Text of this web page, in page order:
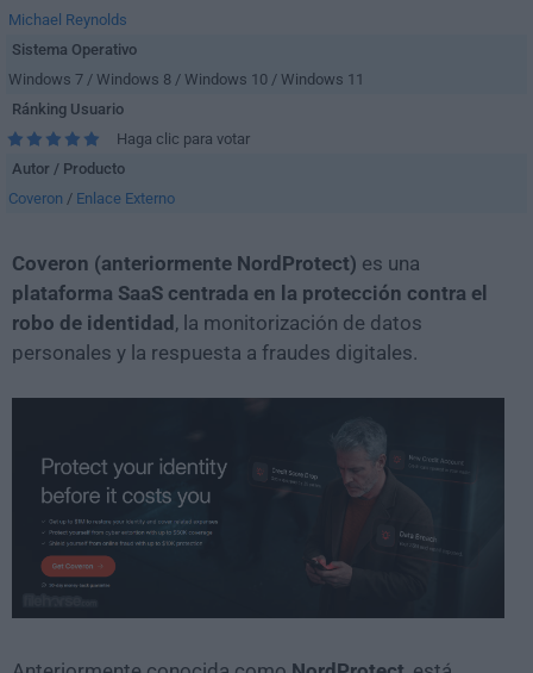
Michael Reynolds
Sistema Operativo
Windows 7 / Windows 8 / Windows 10 / Windows 11
Ránking Usuario
Haga clic para votar
Autor / Producto
Coveron / Enlace Externo
Coveron (anteriormente NordProtect) es una
plataforma SaaS centrada en la protección contra el
robo de identidad , la monitorización de datos
personales y la respuesta a fraudes digitales.